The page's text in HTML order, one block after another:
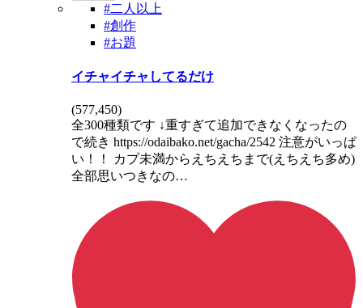
#二人以上
#創作
#お題
イチャイチャしてるだけ
(577,450)
全300種類です ↓重すぎて追加できなくなったの
で続き https://odaibako.net/gacha/2542 注意がいっぱ
い！！ カプ未満からえちえちまで(えちえち多め)
全部思いつきなの…